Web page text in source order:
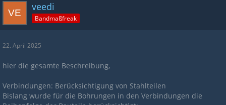
veedi
Bandmaßfreak
22. April 2025
hier die gesamte Beschreibung,
Verbindungen: Berücksichtigung von Stahlteilen
Bislang wurde für die Bohrungen in den Verbindungen die